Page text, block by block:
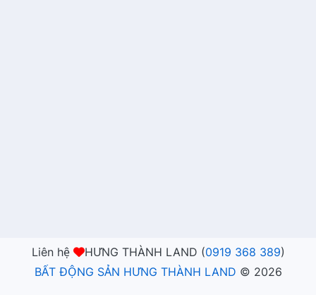
Liên hệ HƯNG THÀNH LAND (0919 368 389)
BẤT ĐỘNG SẢN HƯNG THÀNH LAND © 2026